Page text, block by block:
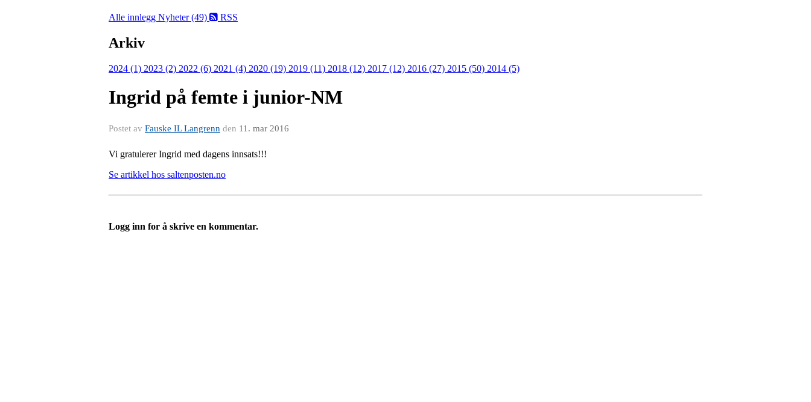
Alle innlegg Nyheter (49) RSS
Arkiv
2024 (1) 2023 (2) 2022 (6) 2021 (4) 2020 (19) 2019 (11) 2018 (12) 2017 (12) 2016 (27) 2015 (50) 2014 (5)
Ingrid på femte i junior-NM
Postet av Fauske IL Langrenn den 11. mar 2016
Vi gratulerer Ingrid med dagens innsats!!!
Se artikkel hos saltenposten.no
Logg inn for å skrive en kommentar.